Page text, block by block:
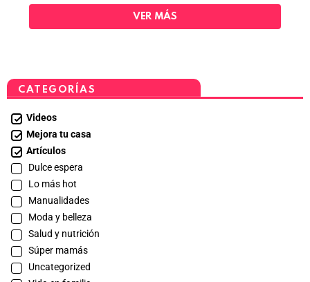
VER MÁS
CATEGORÍAS
Videos
Mejora tu casa
Artículos
Dulce espera
Lo más hot
Manualidades
Moda y belleza
Salud y nutrición
Súper mamás
Uncategorized